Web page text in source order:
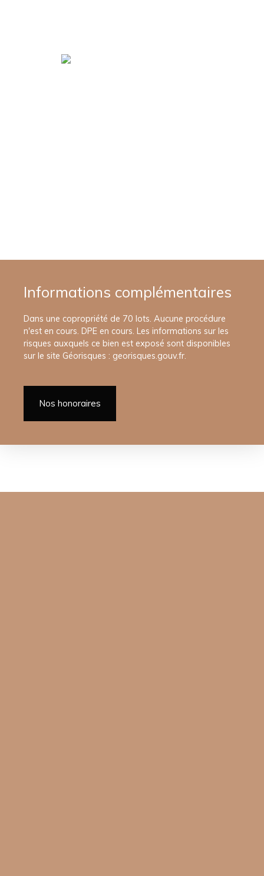
Informations complémentaires
Dans une copropriété de 70 lots. Aucune procédure
n'est en cours. DPE en cours. Les informations sur les
risques auxquels ce bien est exposé sont disponibles
sur le site Géorisques : georisques.gouv.fr.
Nos honoraires